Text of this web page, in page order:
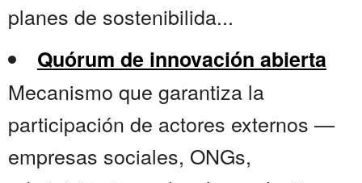
planes de sostenibilida...
Quórum de innovación abierta
Mecanismo que garantiza la
participación de actores externos —
empresas sociales, ONGs,